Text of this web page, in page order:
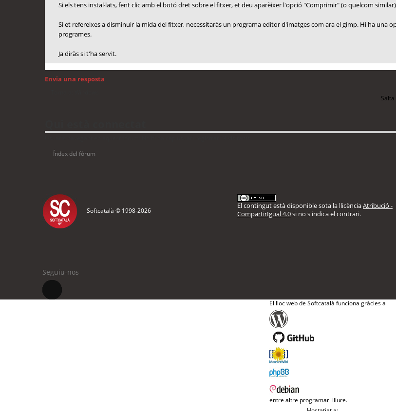
Si els tens instal·lats, fent clic amb el botó dret sobre el fitxer, et deu aparèixer l'opció "Comprimir" (o quelcom
Si et refereixes a disminuir la mida del fitxer, necessitaràs un programa editor d'imatges com ara el gimp. Hi ha una
programes.
Ja diràs si t'ha servit.
Envia una resposta
Salta
Índex del fòrum
Softcatalà © 1998-2026
El contingut està disponible sota la llicènciaAtribució -
CompartirIgual 4.0si no s'indica el contrari.
Seguiu-nos
El lloc web de Softcatalà funciona gràcies a
entre altre programari lliure.